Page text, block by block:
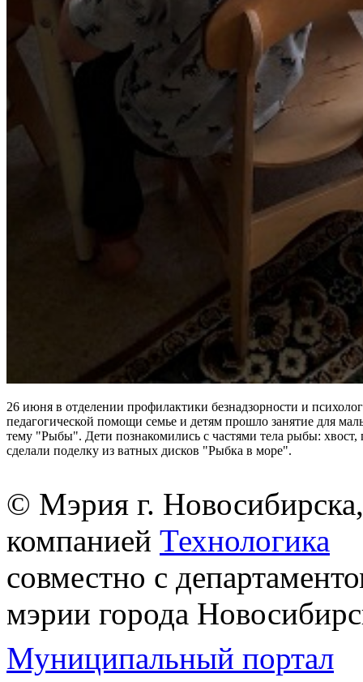
26 июня в отделении профилактики безнадзорности и
педагогической помощи семье и детям прошло занятие для
тему "Рыбы". Дети познакомились с частями тела рыбы: хвост,
сделали поделку из ватных дисков "Рыбка в море".
© Мэрия г.
компанией Технологика
совместно с
мэрии города
Муниципальный портал